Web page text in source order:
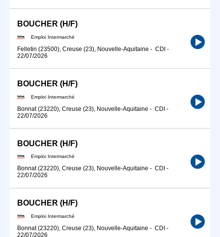
BOUCHER (H/F)
Emploi Intermarché
Felletin (23500), Creuse (23), Nouvelle-Aquitaine - CDI -
22/07/2026
BOUCHER (H/F)
Emploi Intermarché
Bonnat (23220), Creuse (23), Nouvelle-Aquitaine - CDI -
22/07/2026
BOUCHER (H/F)
Emploi Intermarché
Bonnat (23220), Creuse (23), Nouvelle-Aquitaine - CDI -
22/07/2026
BOUCHER (H/F)
Emploi Intermarché
Bonnat (23220), Creuse (23), Nouvelle-Aquitaine - CDI -
22/07/2026